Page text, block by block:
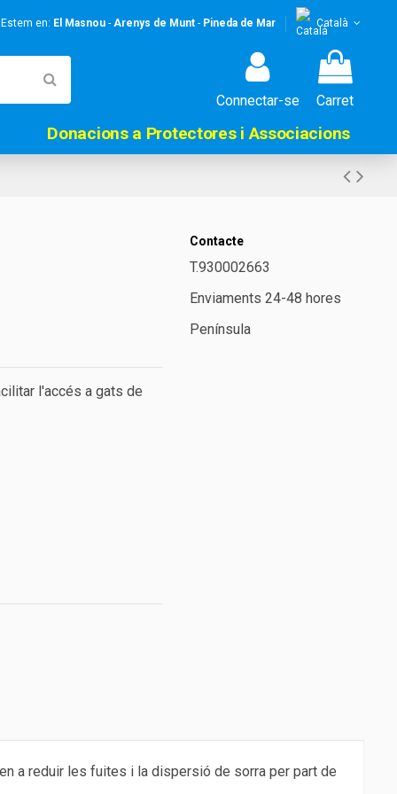
en: El Masnou- Arenys de Munt- Pineda de Mar Català
Connectar-se Carret
Donacions a Protectores i Associacions
l'accés a gats de
Contacte
T.930002663
Enviaments 24-48 hores
Península
a reduir les fuites i la dispersió de sorra per part de